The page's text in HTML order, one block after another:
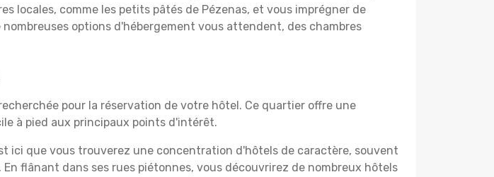
locales, comme les petits pâtés de Pézenas, et vous imprégner de
options d'hébergement vous attendent, des chambres
pour la réservation de votre hôtel. Ce quartier offre une
à pied aux principaux points d'intérêt.
ici que vous trouverez une concentration d'hôtels de caractère, souvent
flânant dans ses rues piétonnes, vous découvrirez de nombreux hôtels